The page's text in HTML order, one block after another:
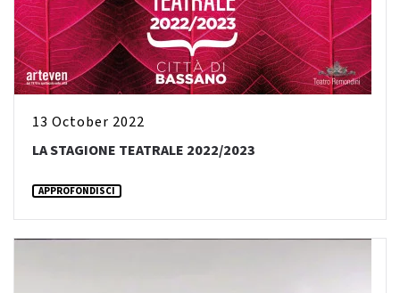
13 October 2022
LA STAGIONE TEATRALE 2022/2023
APPROFONDISCI